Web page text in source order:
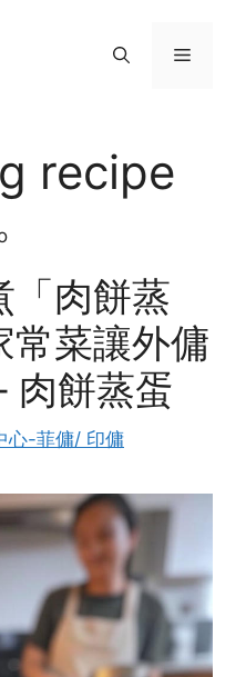
Menu
recipe
「肉餅蒸
常菜讓外傭
肉餅蒸蛋
心-菲傭/ 印傭